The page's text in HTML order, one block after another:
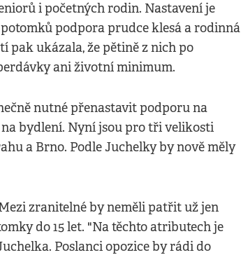
i početných rodin. Nastavení je
podpora prudce klesá a rodinná
pak ukázala, že pětině z nich po
ani životní minimum.
nutné přenastavit podporu na
bydlení. Nyní jsou pro tři velikosti
a Brno. Podle Juchelky by nově měly
zranitelné by neměli patřit už jen
do 15 let. "Na těchto atributech je
Poslanci opozice by rádi do